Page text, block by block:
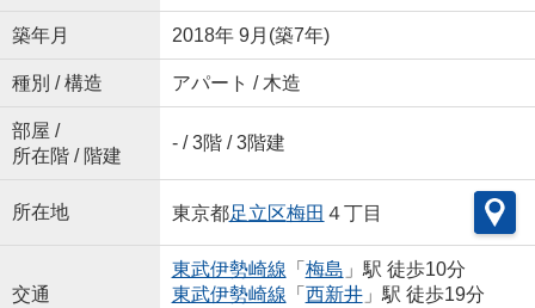
築年月 2018年 9月(築7年)
種別 / 構造 アパート / 木造
部屋 /
所在階 / 階建
- / 3階 / 3階建
所在地 東京都足立区梅田 ４丁目
交通
東武伊勢崎線 「 梅島 」駅 徒歩10分
東武伊勢崎線 「 西新井」駅 徒歩19分